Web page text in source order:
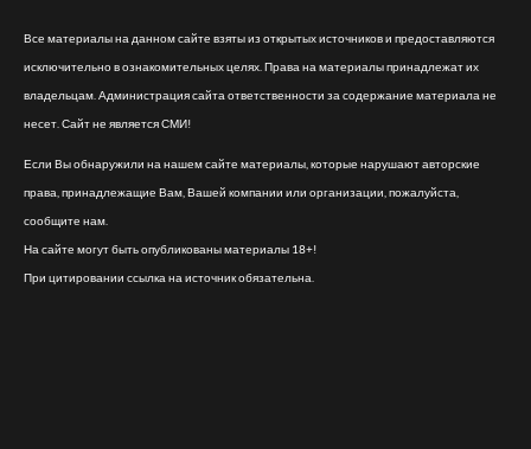
Все материалы на данном сайте взяты из открытых источников и предоставляются
исключительно в ознакомительных целях. Права на материалы принадлежат их
владельцам. Администрация сайта ответственности за содержание материала не
несет. Сайт не является СМИ!
Если Вы обнаружили на нашем сайте материалы, которые нарушают авторские
права, принадлежащие Вам, Вашей компании или организации, пожалуйста,
сообщите нам.
На сайте могут быть опубликованы материалы 18+!
При цитировании ссылка на источник обязательна.